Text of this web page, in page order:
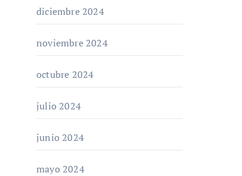
diciembre 2024
noviembre 2024
octubre 2024
julio 2024
junio 2024
mayo 2024